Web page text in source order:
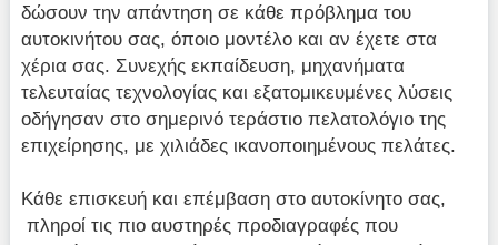
δώσουν την απάντηση σε κάθε πρόβλημα του
αυτοκινήτου σας, όποιο μοντέλο και αν έχετε στα
χέρια σας. Συνεχής εκπαίδευση, μηχανήματα
τελευταίας τεχνολογίας και εξατομικευμένες λύσεις
οδήγησαν στο σημερινό τεράστιο πελατολόγιο της
επιχείρησης, με χιλιάδες ικανοποιημένους πελάτες.
Κάθε επισκευή και επέμβαση στο αυτοκίνητο σας,
πληροί τις πιο αυστηρές προδιαγραφές που